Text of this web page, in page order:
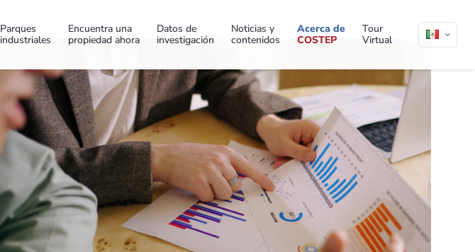
Parques
industriales
Encuentra una
propiedad ahora
Datos de
investigación
Noticias y
contenidos
Acerca de
COSTEP
Tour
Virtual